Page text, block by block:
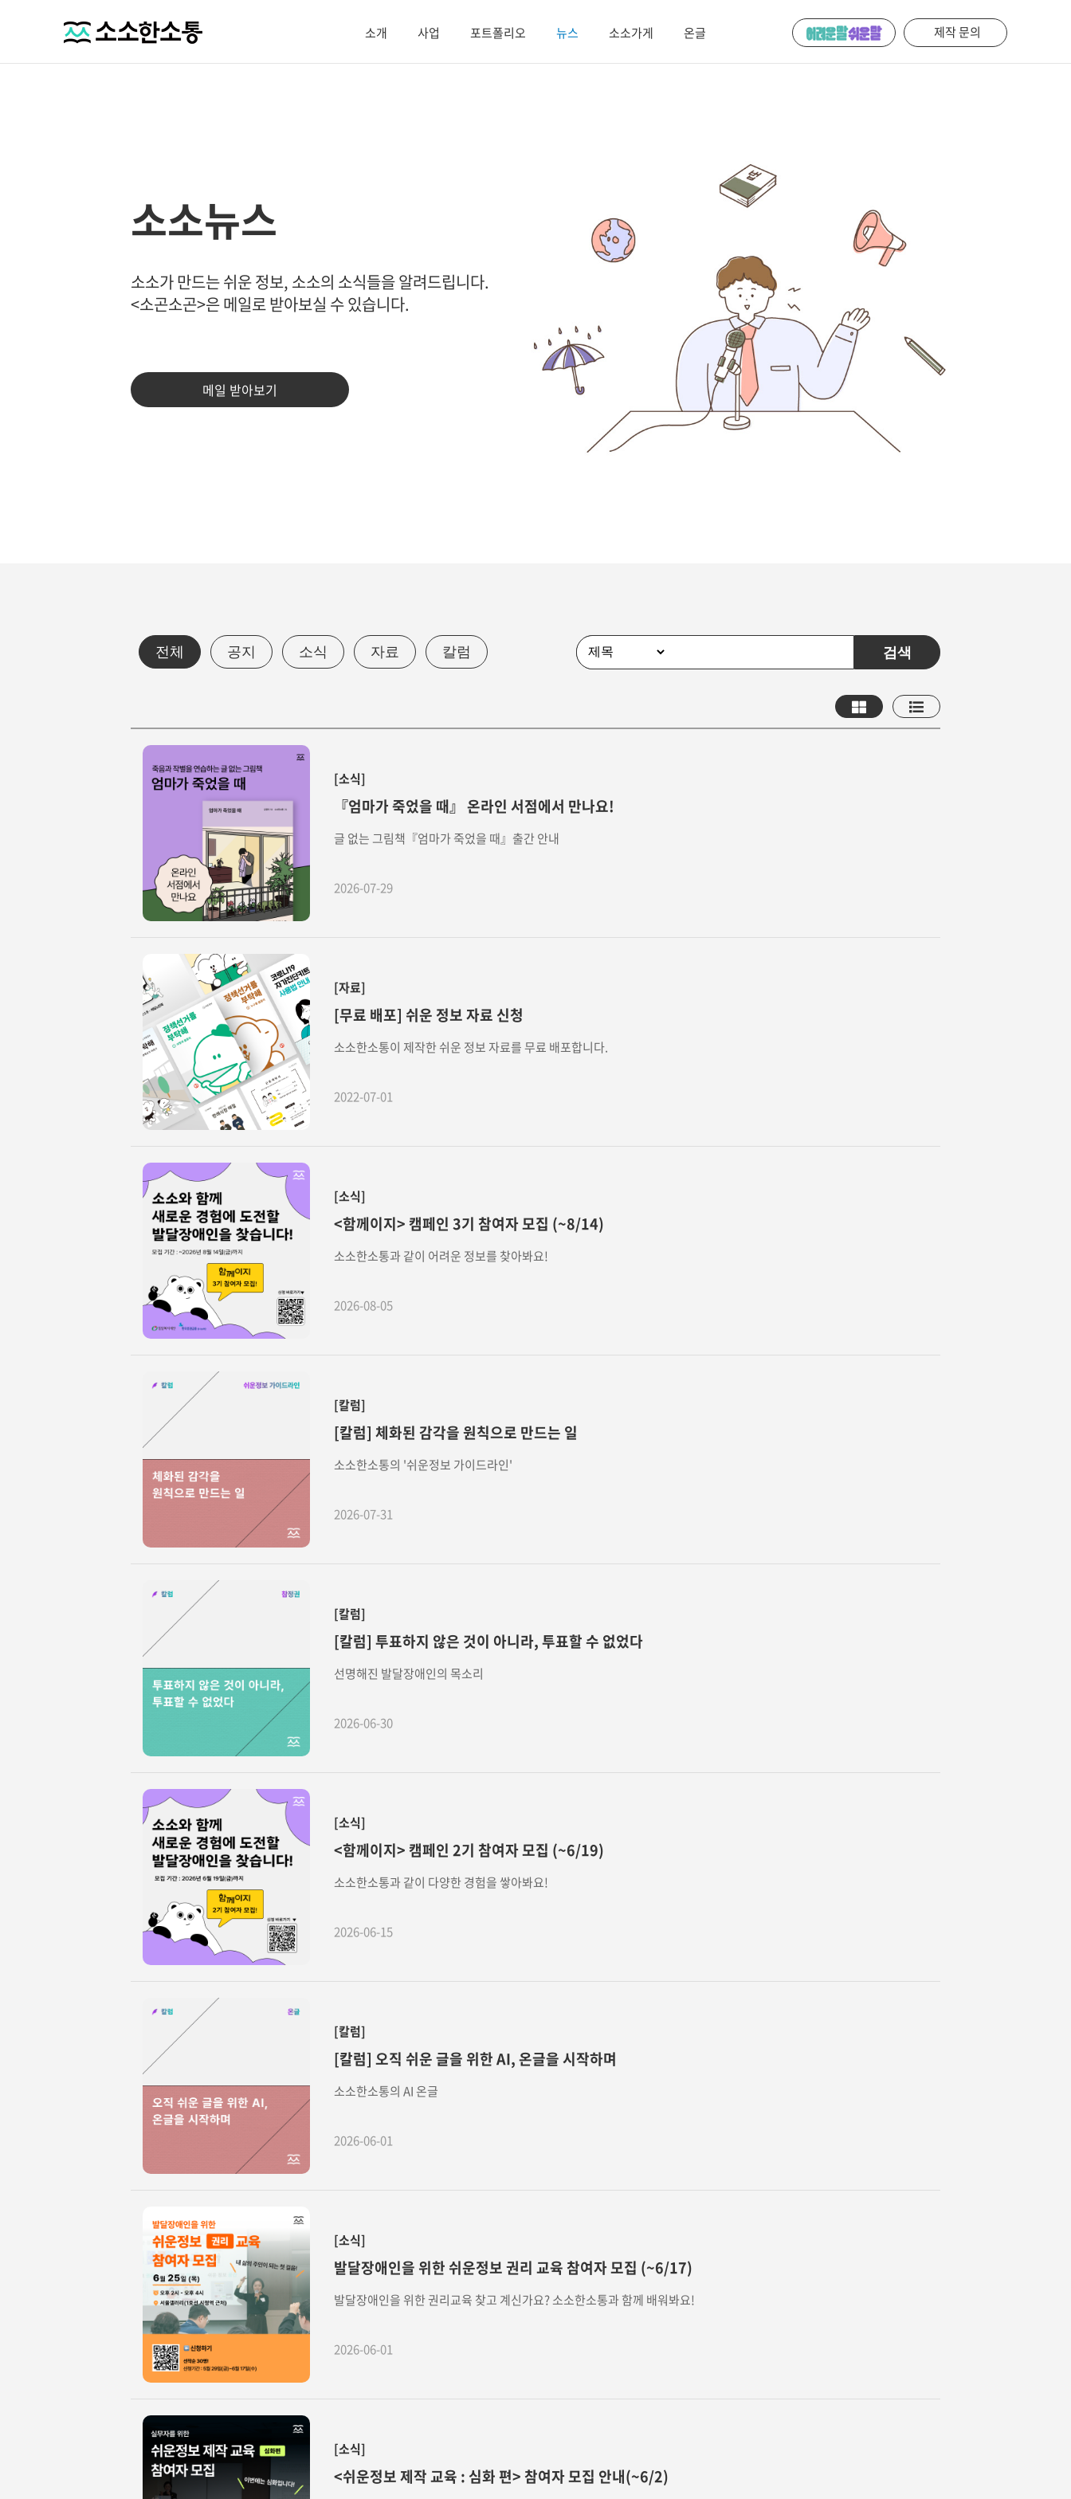
소개 사업 포트폴리오 뉴스 소소가게 온글 제작 문의
소소뉴스
소소가 만드는 쉬운 정보, 소소의 소식들을 알려드립니다.
<소곤소곤>은 메일로 받아보실 수 있습니다.
메일 받아보기
[소식]
『엄마가 죽었을 때』 온라인 서점에서 만나요!
글 없는 그림책『엄마가 죽었을 때』출간 안내
2026-07-29
[자료]
[무료 배포] 쉬운 정보 자료 신청
소소한소통이 제작한 쉬운 정보 자료를 무료 배포합니다.
2022-07-01
[소식]
<함께이지> 캠페인 3기 참여자 모집 (~8/14)
소소한소통과 같이 어려운 정보를 찾아봐요!
2026-08-05
[칼럼]
[칼럼] 체화된 감각을 원칙으로 만드는 일
소소한소통의 '쉬운정보 가이드라인'
2026-07-31
[칼럼]
[칼럼] 투표하지 않은 것이 아니라, 투표할 수 없었다
선명해진 발달장애인의 목소리
2026-06-30
[소식]
<함께이지> 캠페인 2기 참여자 모집 (~6/19)
소소한소통과 같이 다양한 경험을 쌓아봐요!
2026-06-15
[칼럼]
[칼럼] 오직 쉬운 글을 위한 AI, 온글을 시작하며
소소한소통의 AI 온글
2026-06-01
[소식]
발달장애인을 위한 쉬운정보 권리 교육 참여자 모집 (~6/17)
발달장애인을 위한 권리교육 찾고 계신가요? 소소한소통과 함께 배워봐요!
2026-06-01
[소식]
<쉬운정보 제작 교육 : 심화 편> 참여자 모집 안내(~6/2)